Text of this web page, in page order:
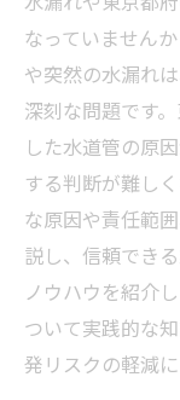
なっていません
や突然の水漏れ
深刻な問題です
した水道管の原
する判断が難し
な原因や責任範
説し、信頼でき
ノウハウを紹介
ついて実践的な
発リスクの軽減に